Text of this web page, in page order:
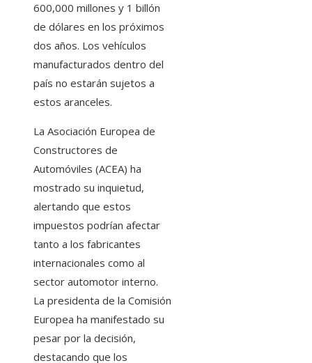
600,000 millones y 1 billón
de dólares en los próximos
dos años. Los vehículos
manufacturados dentro del
país no estarán sujetos a
estos aranceles. ​
La Asociación Europea de
Constructores de
Automóviles (ACEA) ha
mostrado su inquietud,
alertando que estos
impuestos podrían afectar
tanto a los fabricantes
internacionales como al
sector automotor interno.
La presidenta de la Comisión
Europea ha manifestado su
pesar por la decisión,
destacando que los